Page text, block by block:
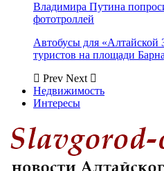
Владимира Путина
фототроллей
Автобусы для «Алтайской
туристов на площади
Prev Next
Недвижимость
Интересы